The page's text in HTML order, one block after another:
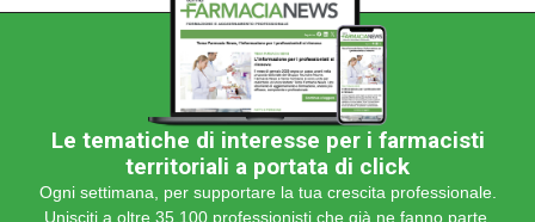
Le tematiche di interesse per i farmacisti
territoriali a portata di click
Ogni settimana, per supportare la tua crescita professionale.
Unisciti a oltre 35.100 professionisti che già ne fanno parte.